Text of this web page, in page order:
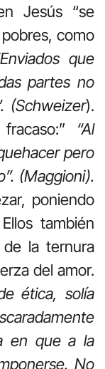
Jesús “se
como
que
partes no
(Schweizer).
“Al
pero
(Maggioni).
poniendo
también
de la ternura
del amor.
ética, solía
en que a la
No